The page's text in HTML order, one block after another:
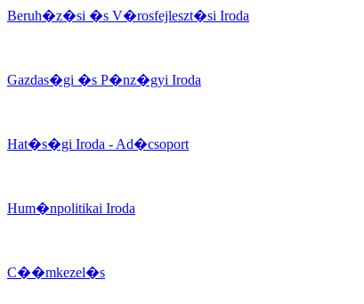
Beruh�z�si �s V�rosfejleszt�si Iroda
Gazdas�gi �s P�nz�gyi Iroda
Hat�s�gi Iroda - Ad�csoport
Hum�npolitikai Iroda
C��mkezel�s